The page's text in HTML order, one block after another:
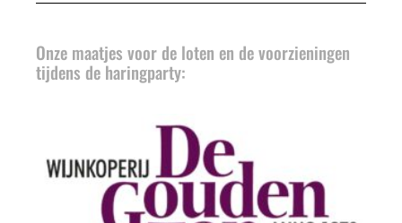
Onze maatjes voor de loten en de voorzieningen
tijdens de haringparty: